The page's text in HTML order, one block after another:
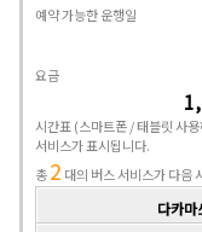
예약 가능한 운행일
요금
시간표 (스마트폰 / 태블릿 사
서비스가 표시됩니다.
총2 대의 버스 서비스가 다음
다카마